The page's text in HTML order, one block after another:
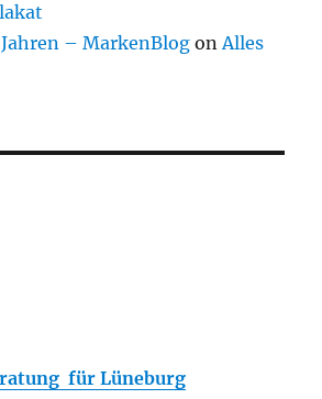
– MarkenBlog onAlles
für Lüneburg